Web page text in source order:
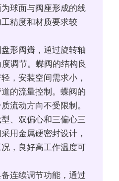
球面与阀座形成的线
精度和材质要求较
形阀瓣，通过旋转轴
调节。蝶阀的结构良
，安装空间需求小，
的流量控制。蝶阀的
流动方向不受限制。
、双偏心和三偏心三
用金属硬密封设计，
，良好高工作温度可
连续调节功能，通过